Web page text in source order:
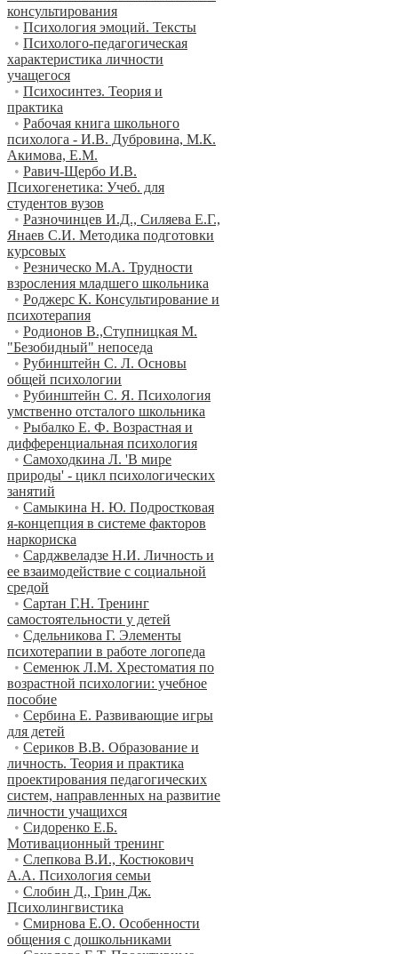
консультирования
• Психология эмоций. Тексты
• Психолого-педагогическая
характеристика личности
учащегося
• Психосинтез. Теория и
практика
• Рабочая книга школьного
психолога - И.В. Дубровина, М.К.
Акимова, Е.М.
• Равич-Щербо И.В.
Психогенетика: Учеб. для
студентов вузов
• Разночинцев И.Д., Силяева Е.Г.,
Янаев С.И. Методика подготовки
курсовых
• Резническо М.А. Трудности
взросления младшего школьника
• Роджерс К. Консультирование и
психотерапия
• Родионов В.,Ступницкая М.
"Безобидный" непоседа
• Рубинштейн С. Л. Основы
общей психологии
• Рубинштейн С. Я. Психология
умственно отсталого школьника
• Рыбалко Е. Ф. Возрастная и
дифференциальная психология
• Самоходкина Л. 'В мире
природы' - цикл психологических
занятий
• Самыкина Н. Ю. Подростковая
я-концепция в системе факторов
наркориска
• Сарджвеладзе Н.И. Личность и
ее взаимодействие с социальной
средой
• Сартан Г.Н. Тренинг
самостоятельности у детей
• Сдельникова Г. Элементы
психотерапии в работе логопеда
• Семенюк Л.М. Хрестоматия по
возрастной психологии: учебное
пособие
• Сербина Е. Развивающие игры
для детей
• Сериков В.В. Образование и
личность. Теория и практика
проектирования педагогических
систем, направленных на развитие
личности учащихся
• Сидоренко Е.Б.
Мотивационный тренинг
• Слепкова В.И., Костюкович
А.А. Психология семьи
• Слобин Д., Грин Дж.
Психолингвистика
• Смирнова Е.О. Особенности
общения с дошкольниками